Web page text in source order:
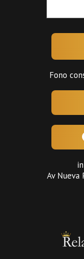
Fono
Av Nueva